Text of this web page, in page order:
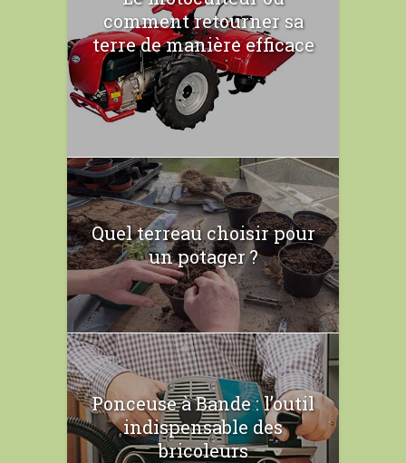
comment retourner sa
terre de manière efficace
Quel terreau choisir pour
un potager ?
Ponceuse à Bande : l’outil
indispensable des
bricoleurs